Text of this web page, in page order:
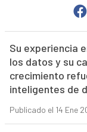
Su experiencia
los datos y su
crecimiento
inteligentes de
Publicado el 14 Ene